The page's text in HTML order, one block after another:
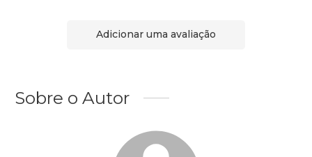
Adicionar uma avaliação
Sobre o Autor